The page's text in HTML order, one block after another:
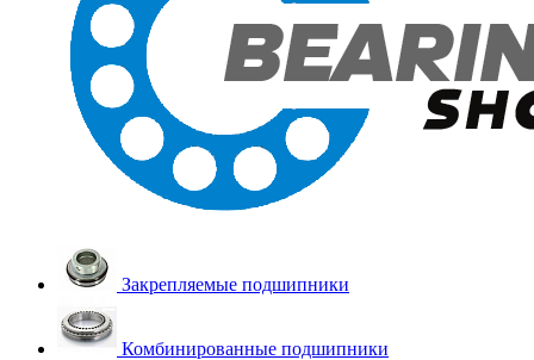
Закрепляемые подшипники
Комбинированные подшипники